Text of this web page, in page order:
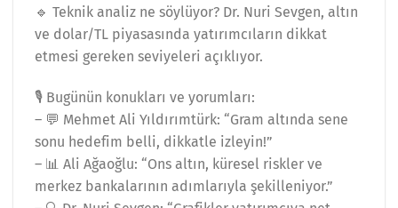
🔹 Teknik analiz ne söylüyor? Dr. Nuri Sevgen, altın
ve dolar/TL piyasasında yatırımcıların dikkat
etmesi gereken seviyeleri açıklıyor.
🎙️ Bugünün konukları ve yorumları:
– 💬 Mehmet Ali Yıldırımtürk: “Gram altında sene
sonu hedefim belli, dikkatle izleyin!”
– 📊 Ali Ağaoğlu: “Ons altın, küresel riskler ve
merkez bankalarının adımlarıyla şekilleniyor.”